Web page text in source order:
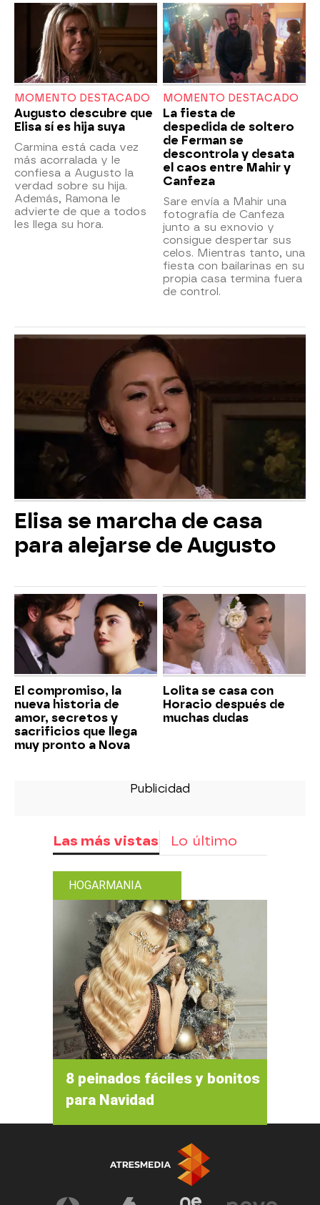
MOMENTO DESTACADO
Augusto descubre que
Elisa sí es hija suya
Carmina está cada vez
más acorralada y le
confiesa a Augusto la
verdad sobre su hija.
Además, Ramona le
advierte de que a todos
les llega su hora.
MOMENTO DESTACADO
La fiesta de
despedida de soltero
de Ferman se
descontrola y desata
el caos entre Mahir y
Canfeza
Sare envía a Mahir una
fotografía de Canfeza
junto a su exnovio y
consigue despertar sus
celos. Mientras tanto, una
fiesta con bailarinas en su
propia casa termina fuera
de control.
Elisa se marcha de casa
para alejarse de Augusto
El compromiso, la
nueva historia de
amor, secretos y
sacrificios que llega
muy pronto a Nova
Lolita se casa con
Horacio después de
muchas dudas
Las más vistas Lo último
HOGARMANIA
8 peinados fáciles y bonitos
para Navidad